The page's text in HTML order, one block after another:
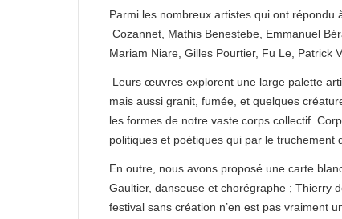
Parmi les nombreux artistes qui ont répondu
Cozannet, Mathis Benestebe, Emmanuel
Mariam Niare, Gilles Pourtier, Fu Le, Patrick
Leurs œuvres explorent une large palette
mais aussi granit, fumée, et quelques
les formes de notre vaste corps collectif.
politiques et poétiques qui par le truchement
En outre, nous avons proposé une carte
Gaultier, danseuse et chorégraphe ; Thierry
festival sans création n’en est pas vraiment